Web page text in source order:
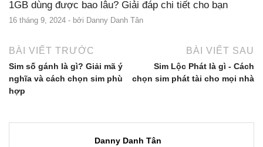
1GB dùng được bao lâu? Giải đáp chi tiết cho bạn
16 tháng 9, 2024 - bởi Danny Danh Tân
BÀI VIẾT TRƯỚC
Sim số gánh là gì? Giải mã ý
nghĩa và cách chọn sim phù
hợp
BÀI VIẾT SAU
Sim Lộc Phát là gì - Cách
chọn sim phát tài cho mọi nhà
Danny Danh Tân